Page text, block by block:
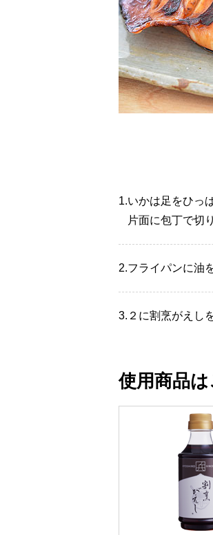
1.いかは足をひっ
片面に包丁で切
2.フライパンに油
3. ２に割烹がえし
使用商品は